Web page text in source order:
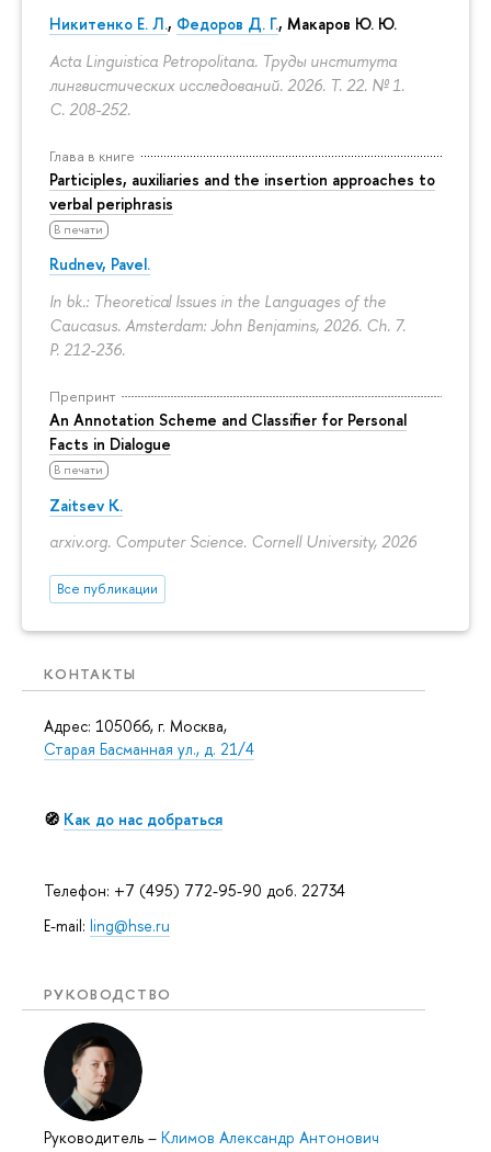
Никитенко Е. Л., Федоров Д. Г., Макаров Ю. Ю.
Acta Linguistica Petropolitana. Труды института
лингвистических исследований. 2026. Т. 22. № 1.
С. 208-252.
Глава в книге
Participles, auxiliaries and the insertion approaches to
verbal periphrasis
В печати
Rudnev, Pavel.
In bk.: Theoretical Issues in the Languages of the
Caucasus. Amsterdam: John Benjamins, 2026. Ch. 7.
P. 212-236.
Препринт
An Annotation Scheme and Classifier for Personal
Facts in Dialogue
В печати
Zaitsev K.
arxiv.org. Computer Science. Cornell University, 2026
Все публикации
КОНТАКТЫ
Адрес: 105066, г. Москва,
Старая Басманная ул., д. 21/4
🧭 Как до нас добраться
Телефон: +7 (495) 772-95-90 доб. 22734
E-mail: ling@hse.ru
РУКОВОДСТВО
Руководитель – Климов Александр Антонович